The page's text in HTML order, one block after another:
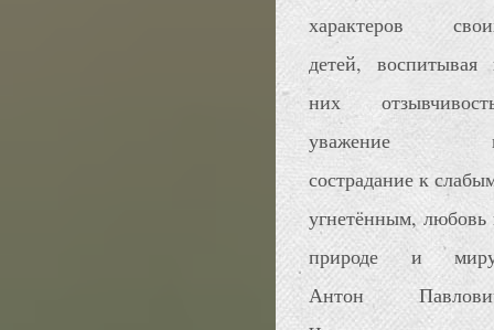
характеров
детей, воспитывая
них
уважение
сострадание к
угнетённым, любовь
природе и
Антон